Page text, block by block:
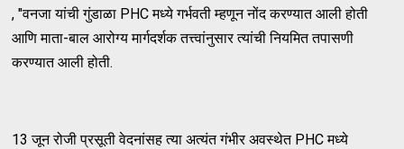
, "वनजा यांची गुंडाळा PHC मध्ये गर्भवती म्हणून नोंद करण्यात आली होती
आणि माता-बाल आरोग्य मार्गदर्शक तत्त्वांनुसार त्यांची नियमित तपासणी
करण्यात आली होती.
13 जून रोजी प्रसूती वेदनांसह त्या अत्यंत गंभीर अवस्थेत PHC मध्ये